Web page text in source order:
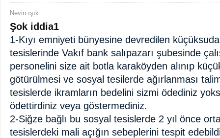
Nevin ışık
Şok iddia1
1-Kıyı emniyeti bünyesine devredilen
tesislerinde Vakıf bank salıpazarı şubesinde
personelini size ait botla karaköyden alınıp
götürülmesi ve sosyal tesilerde ağırlanması
tesislerde ikramların bedelini sizmi ödediniz
ödettirdiniz veya göstermediniz.
2-Siğze bağlı bu sosyal tesislerde 2 yıl önce
tesislerdeki mali açığın sebeplerini tespit